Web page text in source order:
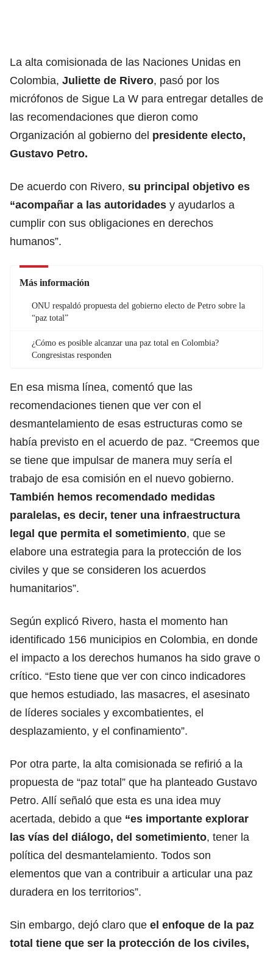
La alta comisionada de las Naciones Unidas en
Colombia, Juliette de Rivero, pasó por los
micrófonos de Sigue La W para entregar detalles de
las recomendaciones que dieron como
Organización al gobierno del presidente electo,
Gustavo Petro.
De acuerdo con Rivero, su principal objetivo es
“acompañar a las autoridades y ayudarlos a
cumplir con sus obligaciones en derechos
humanos”.
Más información
ONU respaldó propuesta del gobierno electo de Petro sobre la
“paz total”
¿Cómo es posible alcanzar una paz total en Colombia?
Congresistas responden
En esa misma línea, comentó que las
recomendaciones tienen que ver con el
desmantelamiento de esas estructuras como se
había previsto en el acuerdo de paz. “Creemos que
se tiene que impulsar de manera muy sería el
trabajo de esa comisión en el nuevo gobierno.
También hemos recomendado medidas
paralelas, es decir, tener una infraestructura
legal que permita el sometimiento, que se
elabore una estrategia para la protección de los
civiles y que se consideren los acuerdos
humanitarios”.
Según explicó Rivero, hasta el momento han
identificado 156 municipios en Colombia, en donde
el impacto a los derechos humanos ha sido grave o
crítico. “Esto tiene que ver con cinco indicadores
que hemos estudiado, las masacres, el asesinato
de líderes sociales y excombatientes, el
desplazamiento, y el confinamiento”.
Por otra parte, la alta comisionada se refirió a la
propuesta de “paz total” que ha planteado Gustavo
Petro. Allí señaló que esta es una idea muy
acertada, debido a que “es importante explorar
las vías del diálogo, del sometimiento, tener la
política del desmantelamiento. Todos son
elementos que van a contribuir a articular una paz
duradera en los territorios”.
Sin embargo, dejó claro que el enfoque de la paz
total tiene que ser la protección de los civiles,